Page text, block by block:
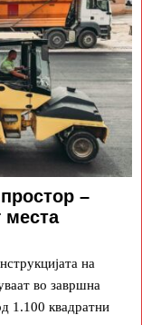
–
места
на
во завршна
1.100 квадратни